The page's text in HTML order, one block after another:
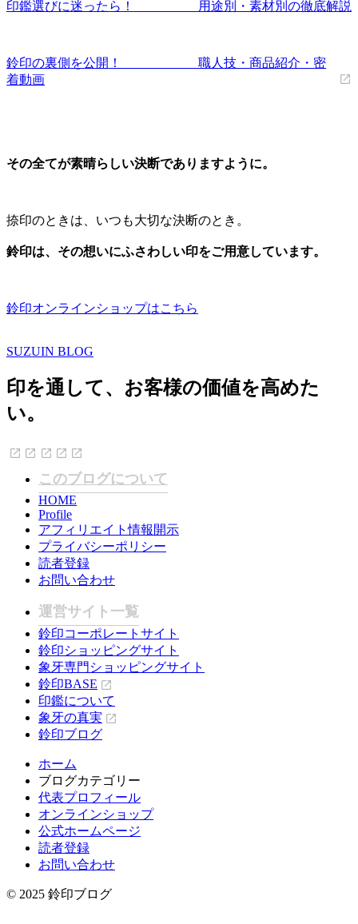
印鑑選びに迷ったら！ 用途別・素材別の徹底解説
鈴印の裏側を公開！ 職人技・商品紹介・密
着動画
その全てが素晴らしい決断でありますように。
捺印のときは、いつも大切な決断のとき。
鈴印は、その想いにふさわしい印をご用意しています。
鈴印オンラインショップはこちら
SUZUIN BLOG
印を通して、お客様の価値を高めた
い。
このブログについて
HOME
Profile
アフィリエイト情報開示
プライバシーポリシー
読者登録
お問い合わせ
運営サイト一覧
鈴印コーポレートサイト
鈴印ショッピングサイト
象牙専門ショッピングサイト
鈴印BASE
印鑑について
象牙の真実
鈴印ブログ
ホーム
ブログカテゴリー
代表プロフィール
オンラインショップ
公式ホームページ
読者登録
お問い合わせ
© 2025 鈴印ブログ